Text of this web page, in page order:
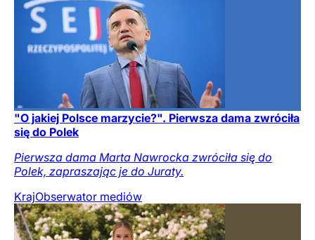
"O jakiej Polsce marzycie?". Pierwsza dama zwróciła
się do Polek
Pierwsza dama Marta Nawrocka zwróciła się do
Polek, zapraszając je do Juraty.
KrajObserwator mediów